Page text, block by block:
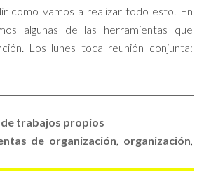
como vamos a realizar todo esto. En
algunas de las herramientas que
Los lunes toca reunión conjunta:
trabajos propios
de organización, organización,